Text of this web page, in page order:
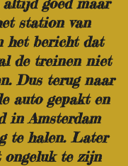
station van
het bericht dat
de treinen niet
Dus terug naar
auto gepakt en
in Amsterdam
te halen. Later
ongeluk te zijn